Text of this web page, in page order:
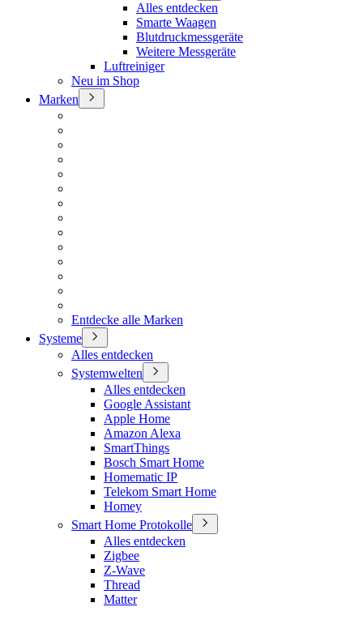
Alles entdecken
Smarte Waagen
Blutdruckmessgeräte
Weitere Messgeräte
Luftreiniger
Neu im Shop
Marken
Entdecke alle Marken
Systeme
Alles entdecken
Systemwelten
Alles entdecken
Google Assistant
Apple Home
Amazon Alexa
SmartThings
Bosch Smart Home
Homematic IP
Telekom Smart Home
Homey
Smart Home Protokolle
Alles entdecken
Zigbee
Z-Wave
Thread
Matter